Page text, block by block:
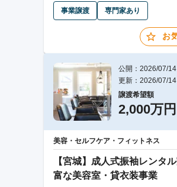
事業譲渡 専門家あり
お
公開：2026/07/14
更新：2026/07/14
譲渡希望額
2,000万円
美容・セルフケア・フィットネス
【宮城】成人式振袖レンタ
富な美容室・貸衣装事業